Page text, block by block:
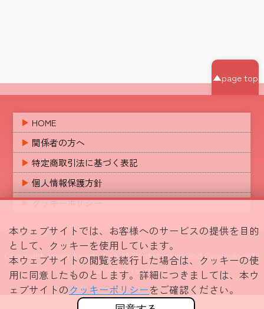
▲page top
HOME
関係者の方へ
特定商取引法に基づく表記
個人情報保護方針
クッキーポリシー
Copyright Japan Association of Obstetricians and Gynecologists
all rights reserved.
本ウェブサイトでは、お客様へのサービスの提供を目的
として、クッキーを使用しています。
本ウェブサイトの閲覧を続行した場合は、クッキーの使
用に同意したものとします。詳細につきましては、本ウ
ェブサイトのクッキーポリシーをご確認ください。